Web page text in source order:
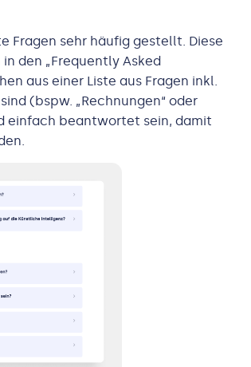
Fragen sehr häufig gestellt. Diese
den „Frequently Asked
aus einer Liste aus Fragen inkl.
(bspw. „Rechnungen“ oder
einfach beantwortet sein, damit